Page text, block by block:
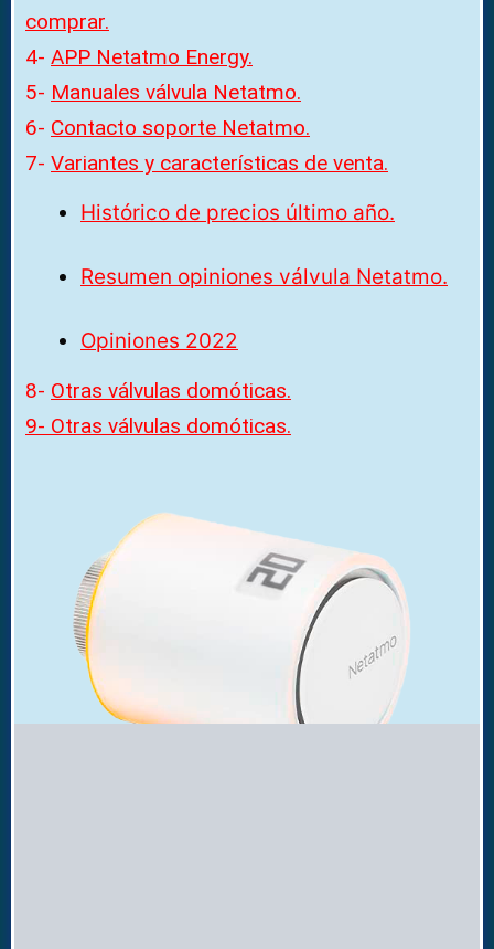
comprar.
4- APP Netatmo Energy.
5- Manuales válvula Netatmo.
6- Contacto soporte Netatmo.
7- Variantes y características de venta.
Histórico de precios último año.
Resumen opiniones válvula Netatmo.
Opiniones 2022
8- Otras válvulas domóticas.
9- Otras válvulas domóticas.